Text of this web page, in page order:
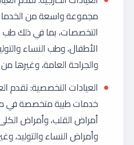
مجموعة واسعة من
التخصصات، بما في ذلك
الأطفال، وطب النساء
والجراحة العامة، وغيرها
العيادات التخصصية: تقدم
خدمات طبية متخصصة في
أمراض القلب، وأمراض
وأمراض النساء والتوليد،